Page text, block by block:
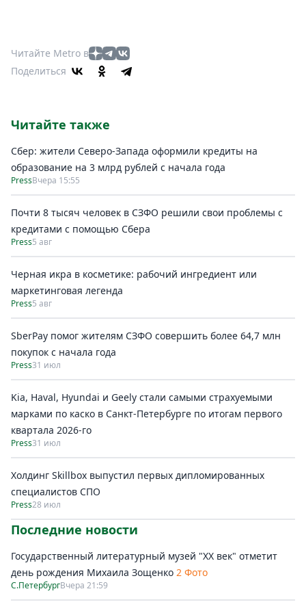
Читайте Metro в
Поделиться
Читайте также
Сбер: жители Северо-Запада оформили кредиты на
образование на 3 млрд рублей с начала года
PressВчера 15:55
Почти 8 тысяч человек в СЗФО решили свои проблемы с
кредитами с помощью Сбера
Press5 авг
Черная икра в косметике: рабочий ингредиент или
маркетинговая легенда
Press5 авг
SberPay помог жителям СЗФО совершить более 64,7 млн
покупок c начала года
Press31 июл
Kia, Haval, Hyundai и Geely стали самыми страхуемыми
марками по каско в Санкт-Петербурге по итогам первого
квартала 2026-го
Press31 июл
Холдинг Skillbox выпустил первых дипломированных
специалистов СПО
Press28 июл
Последние новости
Государственный литературный музей "ХХ век" отметит
день рождения Михаила Зощенко 2 Фото
С.ПетербургВчера 21:59